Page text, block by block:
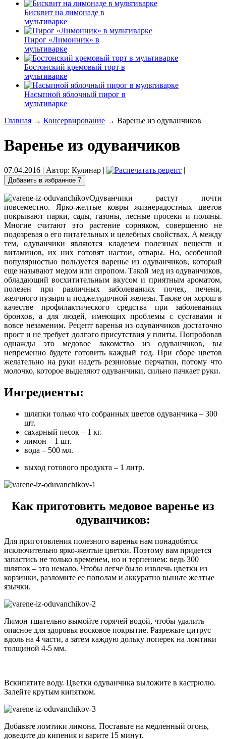
Бисквит на лимонаде в
мультиварке
Пирог «Лимонник» в
мультиварке
Бостонский кремовый торт в
мультиварке
Насыпной яблочный пирог в
мультиварке
Главная → Консервирование → Варенье из одуванчиков
Варенье из одуванчиков
07.04.2016 | Автор: Кулинар | |
Добавить в избранное 7
Одуванчики растут почти
повсеместно. Ярко-желтые ковры жизнерадостных цветов
покрывают парки, сады, газоны, лесные просеки и поляны.
Многие считают это растение сорняком, совершенно не
подозревая о его питательных и целебных свойствах. А между
тем, одуванчики являются кладезем полезных веществ и
витаминов, их них готовят настои, отвары. Но, особенной
популярностью пользуется варенье из одуванчиков, который
еще называют медом или сиропом. Такой мед из одуванчиков,
обладающий восхитительным вкусом и приятным ароматом,
полезен при различных заболеваниях почек, печени,
желчного пузыря и поджелудочной железы. Также он хорош в
качестве профилактического средства при заболеваниях
бронхов, а для людей, имеющих проблемы с суставами и
вовсе незаменим. Рецепт варенья из одуванчиков достаточно
прост и не требует долгого присутствия у плиты. Попробовав
однажды это медовое лакомство из одуванчиков, вы
непременно будете готовить каждый год. При сборе цветов
желательно на руки надеть резиновые перчатки, потому что
молочко, которое выделяют одуванчики, сильно пачкает руки.
Ингредиенты:
шляпки только что собранных цветов одуванчика – 300
шт.
сахарный песок – 1 кг.
лимон – 1 шт.
вода – 500 мл.
выход готового продукта – 1 литр.
Как приготовить медовое варенье из
одуванчиков:
Для приготовления полезного варенья нам понадобятся
исключительно ярко-желтые цветки. Поэтому вам придется
запастись не только временем, но и терпением: ведь 300
шляпок – это немало. Чтобы легче было извлечь цветки из
корзинки, разломите ее пополам и аккуратно выньте желтые
язычки.
Лимон тщательно вымойте горячей водой, чтобы удалить
опасное для здоровья восковое покрытие. Разрежьте цитрус
вдоль на 4 части, а затем каждую дольку поперек на ломтики
толщиной 4-5 мм.
Вскипятите воду. Цветки одуванчика выложите в кастрюлю.
Залейте крутым кипятком.
Добавьте ломтики лимона. Поставьте на медленный огонь,
доведите до кипения и варите 15 минут.